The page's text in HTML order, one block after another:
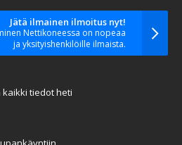
Jätä ilmainen ilmoitus nyt!
Nettikoneessa on nopeaa
ja yksityishenkilöille ilmaista.
tiedot heti